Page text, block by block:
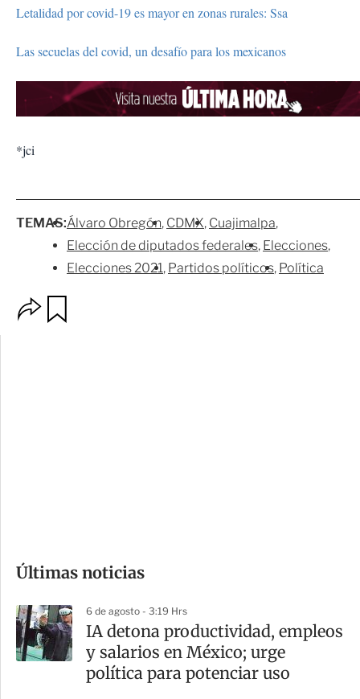
Letalidad por covid-19 es mayor en zonas rurales: Ssa
Las secuelas del covid, un desafío para los mexicanos
*jci
TEMAS:Álvaro Obregón CDMX Cuajimalpa
Elección de diputados federales Elecciones
Elecciones 2021 Partidos políticos Política
p
m
a
r
t
Últimas noticias
6 de agosto - 3:19 Hrs
IA detona productividad, empleos
y salarios en México; urge
política para potenciar uso